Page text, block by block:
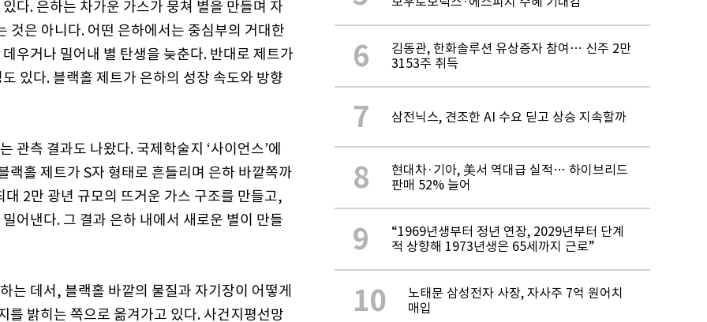
다. 은하는 차가운 가스가 뭉쳐 별을 만들며 자
것은 아니다. 어떤 은하에서는 중심부의 거대한
우거나 밀어내 별 탄생을 늦춘다. 반대로 제트가
있다. 블랙홀 제트가 은하의 성장 속도와 방향
관측 결과도 나왔다. 국제학술지 ‘사이언스’에
랙홀 제트가 S자 형태로 흔들리며 은하 바깥쪽까
2만 광년 규모의 뜨거운 가스 구조를 만들고,
어낸다. 그 결과 은하 내에서 새로운 별이 만들
는 데서, 블랙홀 바깥의 물질과 자기장이 어떻게
밝히는 쪽으로 옮겨가고 있다. 사건지평선망
6
김동관, 한화솔루션 유상증자 참여… 신주 2만
3153주 취득
7 삼전닉스, 견조한 AI 수요 딛고 상승 지속할까
8
현대차·기아, 美서 역대급 실적… 하이브리드
판매 52% 늘어
9
“1969년생부터 정년 연장, 2029년부터 단계
적 상향해 1973년생은 65세까지 근로”
10
노태문 삼성전자 사장, 자사주 7억 원어치
매입